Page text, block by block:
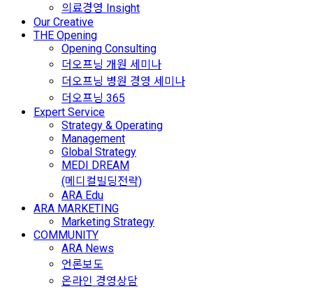
의료경영 Insight
Our Creative
THE Opening
Opening Consulting
더오프닝 개원 세미나
더오프닝 병원 경영 세미나
더오프닝 365
Expert Service
Strategy & Operating
Management
Global Strategy
MEDI DREAM
(메디컬빌딩전략)
ARA Edu
ARA MARKETING
Marketing Strategy
COMMUNITY
ARA News
언론보도
온라인 경영상담